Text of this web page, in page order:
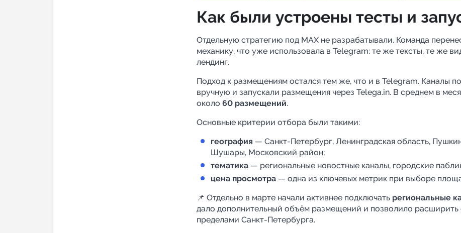
Как были устроены тесты и
Отдельную стратегию под MAX не разрабатывали. Команда
механику, что уже использовала в Telegram: те же тексты, те же
лендинг.
Подход к размещениям остался тем же, что и в Telegram. Каналы
вручную и запускали размещения через Telega.in. В среднем в
около 60 размещений.
Основные критерии отбора были такими:
география — Санкт-Петербург, Ленинградская область,
Шушары, Московский район;
тематика — региональные новостные каналы, городские
цена просмотра — одна из ключевых метрик при выборе
📌 Отдельно в марте начали активнее подключать региональные
дало дополнительный объём размещений и позволило расширить
пределами Санкт-Петербурга.